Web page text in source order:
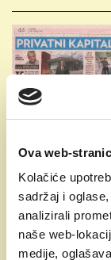
Ova web-
Kolačiće
sadržaj i
analizirali
naše web-
medije,
Škola nije
za svijet
Kako je
postala
učenicima
Previous